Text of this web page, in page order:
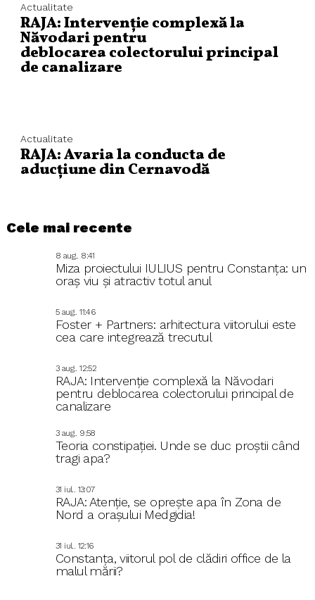
Actualitate
RAJA: Intervenție complexă la
Năvodari pentru
deblocarea colectorului principal
de canalizare
Actualitate
RAJA: Avaria la conducta de
aducțiune din Cernavodă
Cele mai recente
8 aug.. 8:41
Miza proiectului IULIUS pentru Constanța: un
oraș viu și atractiv totul anul
5 aug.. 11:46
Foster + Partners: arhitectura viitorului este
cea care integrează trecutul
3 aug.. 12:52
RAJA: Intervenție complexă la Năvodari
pentru deblocarea colectorului principal de
canalizare
3 aug.. 9:58
Teoria constipației. Unde se duc proștii când
tragi apa?
31 iul.. 13:07
RAJA: Atenție, se oprește apa în Zona de
Nord a orașului Medgidia!
31 iul.. 12:16
Constanța, viitorul pol de clădiri office de la
malul mării?